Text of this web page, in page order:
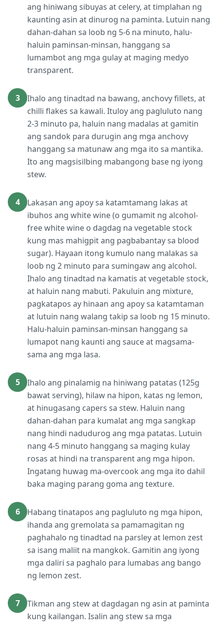
ang hiniwang sibuyas at celery, at timplahan ng
kaunting asin at dinurog na paminta. Lutuin nang
dahan-dahan sa loob ng 5-6 na minuto, halu-
haluin paminsan-minsan, hanggang sa
lumambot ang mga gulay at maging medyo
transparent.
3
Ihalo ang tinadtad na bawang, anchovy fillets, at
chilli flakes sa kawali. Ituloy ang pagluluto nang
2-3 minuto pa, haluin nang madalas at gamitin
ang sandok para durugin ang mga anchovy
hanggang sa matunaw ang mga ito sa mantika.
Ito ang magsisilbing mabangong base ng iyong
stew.
4
Lakasan ang apoy sa katamtamang lakas at
ibuhos ang white wine (o gumamit ng alcohol-
free white wine o dagdag na vegetable stock
kung mas mahigpit ang pagbabantay sa blood
sugar). Hayaan itong kumulo nang malakas sa
loob ng 2 minuto para sumingaw ang alcohol.
Ihalo ang tinadtad na kamatis at vegetable stock,
at haluin nang mabuti. Pakuluin ang mixture,
pagkatapos ay hinaan ang apoy sa katamtaman
at lutuin nang walang takip sa loob ng 15 minuto.
Halu-haluin paminsan-minsan hanggang sa
lumapot nang kaunti ang sauce at magsama-
sama ang mga lasa.
5
Ihalo ang pinalamig na hiniwang patatas (125g
bawat serving), hilaw na hipon, katas ng lemon,
at hinugasang capers sa stew. Haluin nang
dahan-dahan para kumalat ang mga sangkap
nang hindi nadudurog ang mga patatas. Lutuin
nang 4-5 minuto hanggang sa maging kulay
rosas at hindi na transparent ang mga hipon.
Ingatang huwag ma-overcook ang mga ito dahil
baka maging parang goma ang texture.
6
Habang tinatapos ang pagluluto ng mga hipon,
ihanda ang gremolata sa pamamagitan ng
paghahalo ng tinadtad na parsley at lemon zest
sa isang maliit na mangkok. Gamitin ang iyong
mga daliri sa paghalo para lumabas ang bango
ng lemon zest.
7
Tikman ang stew at dagdagan ng asin at paminta
kung kailangan. Isalin ang stew sa mga